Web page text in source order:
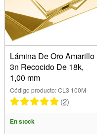
Lámina De Oro Amarillo
3n Recocido De 18k,
1,00 mm
Código producto: CL3 100M
(2)
En stock